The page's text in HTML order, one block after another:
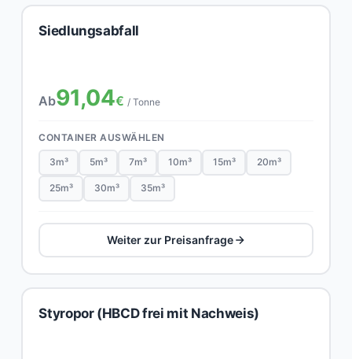
Siedlungsabfall
Ab91,04€ / Tonne
CONTAINER AUSWÄHLEN
3m³ 5m³ 7m³ 10m³ 15m³ 20m³
25m³ 30m³ 35m³
Weiter zur Preisanfrage
Styropor (HBCD frei mit Nachweis)